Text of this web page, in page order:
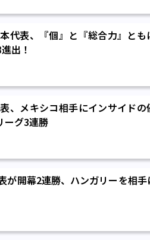
代表、『個』と『総合力』とも
出！
、メキシコ相手にインサイドの
ーグ3連勝
が開幕2連勝、ハンガリーを相手